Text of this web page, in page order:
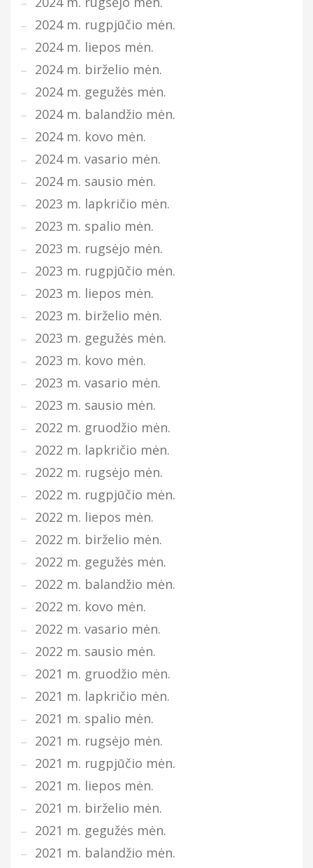
2024 m. rugpjūčio mėn.
2024 m. liepos mėn.
2024 m. birželio mėn.
2024 m. gegužės mėn.
2024 m. balandžio mėn.
2024 m. kovo mėn.
2024 m. vasario mėn.
2024 m. sausio mėn.
2023 m. lapkričio mėn.
2023 m. spalio mėn.
2023 m. rugsėjo mėn.
2023 m. rugpjūčio mėn.
2023 m. liepos mėn.
2023 m. birželio mėn.
2023 m. gegužės mėn.
2023 m. kovo mėn.
2023 m. vasario mėn.
2023 m. sausio mėn.
2022 m. gruodžio mėn.
2022 m. lapkričio mėn.
2022 m. rugsėjo mėn.
2022 m. rugpjūčio mėn.
2022 m. liepos mėn.
2022 m. birželio mėn.
2022 m. gegužės mėn.
2022 m. balandžio mėn.
2022 m. kovo mėn.
2022 m. vasario mėn.
2022 m. sausio mėn.
2021 m. gruodžio mėn.
2021 m. lapkričio mėn.
2021 m. spalio mėn.
2021 m. rugsėjo mėn.
2021 m. rugpjūčio mėn.
2021 m. liepos mėn.
2021 m. birželio mėn.
2021 m. gegužės mėn.
2021 m. balandžio mėn.